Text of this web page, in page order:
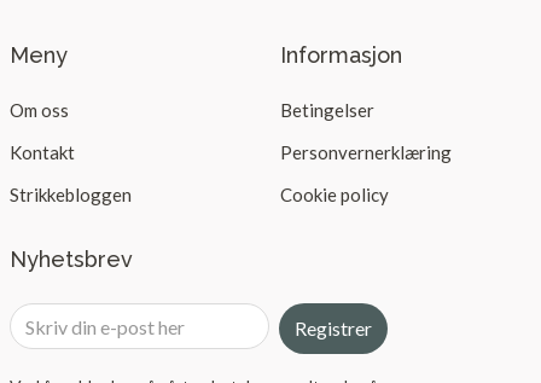
Meny
Om oss
Kontakt
Strikkebloggen
Informasjon
Betingelser
Personvernerklæring
Cookie policy
Nyhetsbrev
Registrer